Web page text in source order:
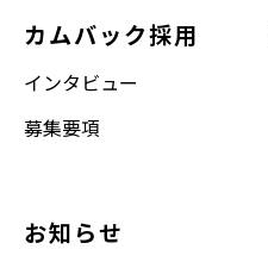
お知らせ
カムバック採用
インタビュー
募集要項